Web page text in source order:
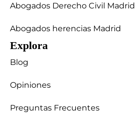
Abogados Derecho Civil Madrid
Abogados herencias Madrid
Explora
Blog
Opiniones
Preguntas Frecuentes